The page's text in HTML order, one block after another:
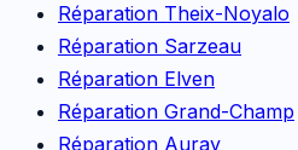
Réparation Theix-Noyalo
Réparation Sarzeau
Réparation Elven
Réparation Grand-Champ
Réparation Auray